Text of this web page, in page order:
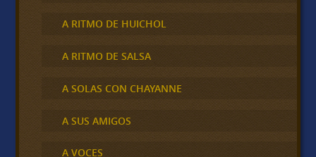
A RITMO DE HUICHOL
A RITMO DE SALSA
A SOLAS CON CHAYANNE
A SUS AMIGOS
A VOCES